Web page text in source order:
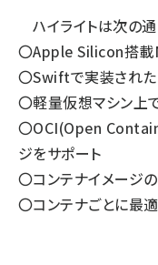
ハイライトは次の通
〇Apple Silicon搭載
〇Swiftで実装された
〇軽量仮想マシン上
〇OCI(Open
ジをサポート
〇コンテナイメージ
〇コンテナごとに最